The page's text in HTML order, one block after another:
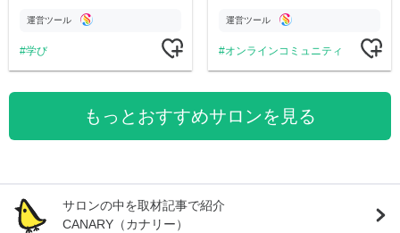
す運営ツール
学び
公開。
運営ツール
オンラインコミュニティ
もっとおすすめサロンを見る
サロンの中を取材記事で紹介
CANARY（カナリー）